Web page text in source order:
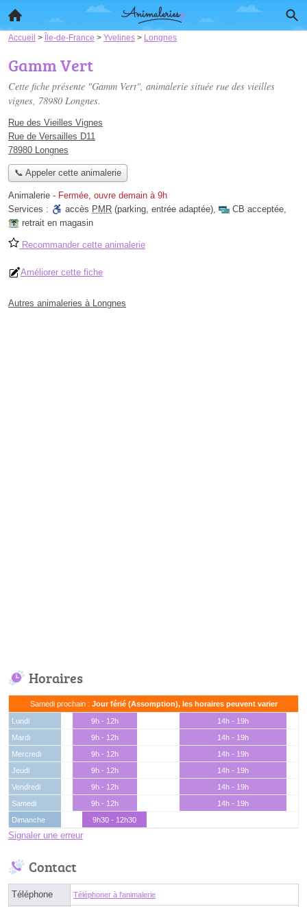
Accueil > Île-de-France > Yvelines > Longnes
Gamm Vert
Cette fiche présente "Gamm Vert", animalerie située rue des vieilles
vignes, 78980 Longnes.
Rue des Vieilles Vignes
Rue de Versailles D11
78980 Longnes
📞 Appeler cette animalerie
Animalerie - Fermée, ouvre demain à 9h
Services :
accès PMR (parking, entrée adaptée), CB acceptée,
retrait en magasin
Recommander cette animalerie
Améliorer cette fiche
Autres animaleries à Longnes
Horaires
Samedi prochain : Jour férié (Assomption), les horaires peuvent varier
Lundi 9h - 12h
14h - 19h
Mardi
9h - 12h
14h - 19h
Mercredi
9h - 12h
14h - 19h
Jeudi
9h - 12h
14h - 19h
Vendredi
9h - 12h
14h - 19h
Samedi
9h - 12h
14h - 19h
Dimanche
9h30 - 12h30
Signaler une erreur
Contact
Téléphone Téléphoner à l'animalerie